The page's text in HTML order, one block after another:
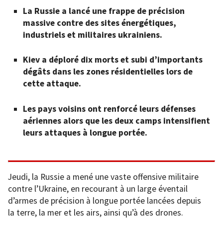
La Russie a lancé une frappe de précision
massive contre des sites énergétiques,
industriels et militaires ukrainiens.
Kiev a déploré dix morts et subi d’importants
dégâts dans les zones résidentielles lors de
cette attaque.
Les pays voisins ont renforcé leurs défenses
aériennes alors que les deux camps intensifient
leurs attaques à longue portée.
Jeudi, la Russie a mené une vaste offensive militaire
contre l’Ukraine, en recourant à un large éventail
d’armes de précision à longue portée lancées depuis
la terre, la mer et les airs, ainsi qu’à des drones.